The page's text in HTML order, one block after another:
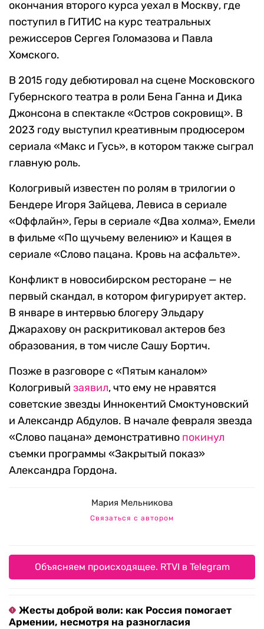
окончания второго курса уехал в Москву, где
поступил в ГИТИС на курс театральных
режиссеров Сергея Голомазова и Павла
Хомского.
В 2015 году дебютировал на сцене Московского
Губернского театра в роли Бена Ганна и Дика
Джонсона в спектакле «Остров сокровищ». В
2023 году выступил креативным продюсером
сериала «Макс и Гусь», в котором также сыграл
главную роль.
Кологривый известен по ролям в трилогии о
Бендере Игоря Зайцева, Левиса в сериале
«Оффлайн», Геры в сериале «Два холма», Емели
в фильме «По щучьему велению» и Кащея в
сериале «Слово пацана. Кровь на асфальте».
Конфликт в новосибирском ресторане — не
первый скандал, в котором фигурирует актер.
В январе в интервью блогеру Эльдару
Джарахову он раскритиковал актеров без
образования, в том числе Сашу Бортич.
Позже в разговоре с «Пятым каналом»
Кологривый заявил, что ему не нравятся
советские звезды Иннокентий Смоктуновский
и Александр Абдулов. В начале февраля звезда
«Слово пацана» демонстративно покинул
съемки программы «Закрытый показ»
Александра Гордона.
Мария Мельникова
Связаться с автором
Объясняем происходящее. RTVI в Telegram
Жесты доброй воли: как Россия помогает
Армении, несмотря на разногласия